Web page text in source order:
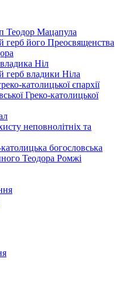
Теодор Мацапула
герб його Преосвященства
Ніл
герб владики Ніла
католицької єпархії
Греко-католицької
неповнолітніх та
богословська
Теодора Ромжі